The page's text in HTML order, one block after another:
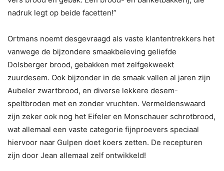
nadruk legt op beide facetten!”
Ortmans noemt desgevraagd als vaste klantentrekkers het
vanwege de bijzondere smaakbeleving geliefde
Dolsberger brood, gebakken met zelfgekweekt
zuurdesem. Ook bijzonder in de smaak vallen al jaren zijn
Aubeler zwartbrood, en diverse lekkere desem-
speltbroden met en zonder vruchten. Vermeldenswaard
zijn zeker ook nog het Eifeler en Monschauer schrotbrood,
wat allemaal een vaste categorie fijnproevers speciaal
hiervoor naar Gulpen doet koers zetten. De recepturen
zijn door Jean allemaal zelf ontwikkeld!